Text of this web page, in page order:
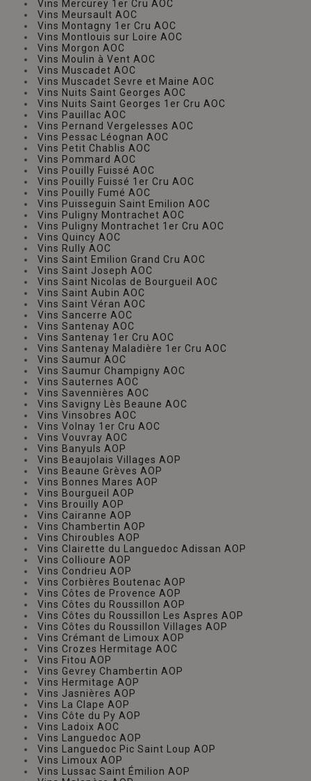
Vins Mercurey 1er Cru AOC
Vins Meursault AOC
Vins Montagny 1er Cru AOC
Vins Montlouis sur Loire AOC
Vins Morgon AOC
Vins Moulin à Vent AOC
Vins Muscadet AOC
Vins Muscadet Sevre et Maine AOC
Vins Nuits Saint Georges AOC
Vins Nuits Saint Georges 1er Cru AOC
Vins Pauillac AOC
Vins Pernand Vergelesses AOC
Vins Pessac Léognan AOC
Vins Petit Chablis AOC
Vins Pommard AOC
Vins Pouilly Fuissé AOC
Vins Pouilly Fuissé 1er Cru AOC
Vins Pouilly Fumé AOC
Vins Puisseguin Saint Emilion AOC
Vins Puligny Montrachet AOC
Vins Puligny Montrachet 1er Cru AOC
Vins Quincy AOC
Vins Rully AOC
Vins Saint Emilion Grand Cru AOC
Vins Saint Joseph AOC
Vins Saint Nicolas de Bourgueil AOC
Vins Saint Aubin AOC
Vins Saint Véran AOC
Vins Sancerre AOC
Vins Santenay AOC
Vins Santenay 1er Cru AOC
Vins Santenay Maladière 1er Cru AOC
Vins Saumur AOC
Vins Saumur Champigny AOC
Vins Sauternes AOC
Vins Savennières AOC
Vins Savigny Lès Beaune AOC
Vins Vinsobres AOC
Vins Volnay 1er Cru AOC
Vins Vouvray AOC
Vins Banyuls AOP
Vins Beaujolais Villages AOP
Vins Beaune Grèves AOP
Vins Bonnes Mares AOP
Vins Bourgueil AOP
Vins Brouilly AOP
Vins Cairanne AOP
Vins Chambertin AOP
Vins Chiroubles AOP
Vins Clairette du Languedoc Adissan AOP
Vins Collioure AOP
Vins Condrieu AOP
Vins Corbières Boutenac AOP
Vins Côtes de Provence AOP
Vins Côtes du Roussillon AOP
Vins Côtes du Roussillon Les Aspres AOP
Vins Côtes du Roussillon Villages AOP
Vins Crémant de Limoux AOP
Vins Crozes Hermitage AOC
Vins Fitou AOP
Vins Gevrey Chambertin AOP
Vins Hermitage AOP
Vins Jasnières AOP
Vins La Clape AOP
Vins Côte du Py AOP
Vins Ladoix AOC
Vins Languedoc AOP
Vins Languedoc Pic Saint Loup AOP
Vins Limoux AOP
Vins Lussac Saint Émilion AOP